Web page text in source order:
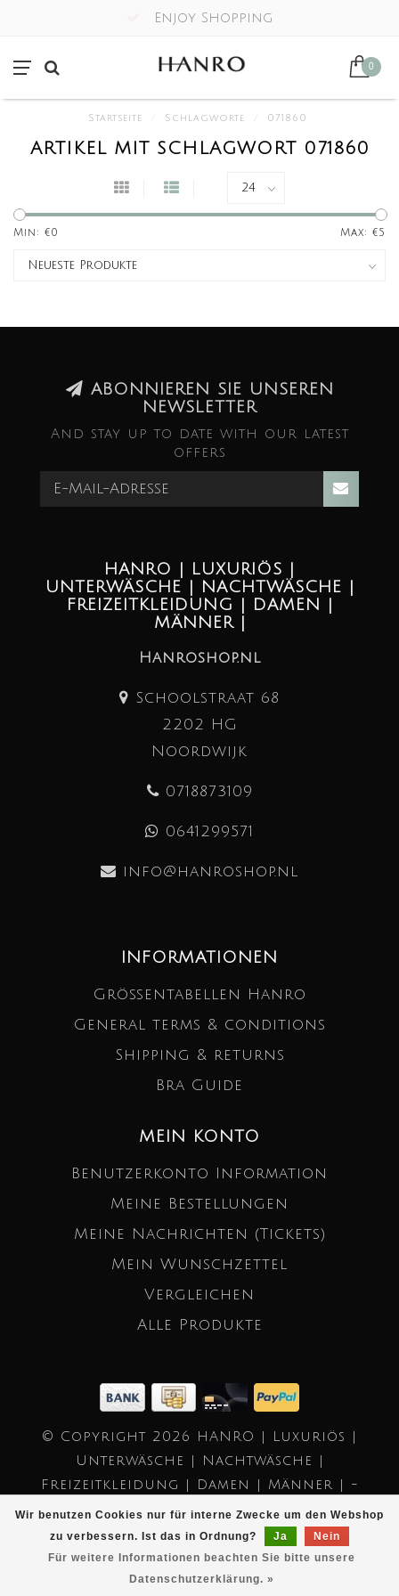
Enjoy Shopping
0
Startseite Schlagworte 071860
ARTIKEL MIT SCHLAGWORT 071860
Min: €0 Max: €5
Wir benutzen Cookies nur für interne Zwecke um den Webshop
zu verbessern. Ist das in Ordnung?
Ja
Nein
Für weitere Informationen beachten Sie bitte unsere
Datenschutzerklärung. »
ABONNIEREN SIE UNSEREN
NEWSLETTER
And stay up to date with our latest
offers
HANRO | LUXURIÖS |
UNTERWÄSCHE | NACHTWÄSCHE |
FREIZEITKLEIDUNG | DAMEN |
MÄNNER |
Hanroshop.nl
Schoolstraat 68
2202 HG
Noordwijk
0718873109
0641299571
info@hanroshop.nl
INFORMATIONEN
Größentabellen Hanro
General terms & conditions
Shipping & returns
Bra Guide
MEIN KONTO
Benutzerkonto Information
Meine Bestellungen
Meine Nachrichten (Tickets)
Mein Wunschzettel
Vergleichen
Alle Produkte
© Copyright 2026 HANRO | Luxuriös |
Unterwäsche | Nachtwäsche |
Freizeitkleidung | Damen | Männer | -
Powered by
Lightspeed
- Theme by
Dyvelopment